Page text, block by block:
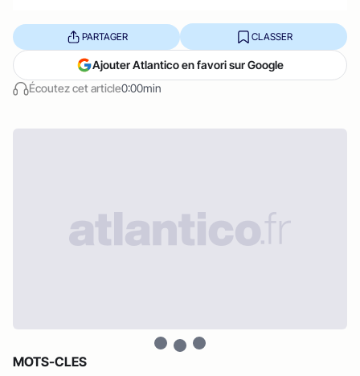
Écoutez cet article0:00min
PARTAGER CLASSER
Ajouter Atlantico en favori sur Google
MOTS-CLES